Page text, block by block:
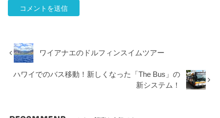
ワイアナエのドルフィンスイムツアー
ハワイでのバス移動！新しくなった「The Bus」の
新システム！